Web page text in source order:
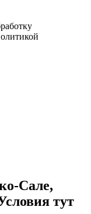
Сале,
тут